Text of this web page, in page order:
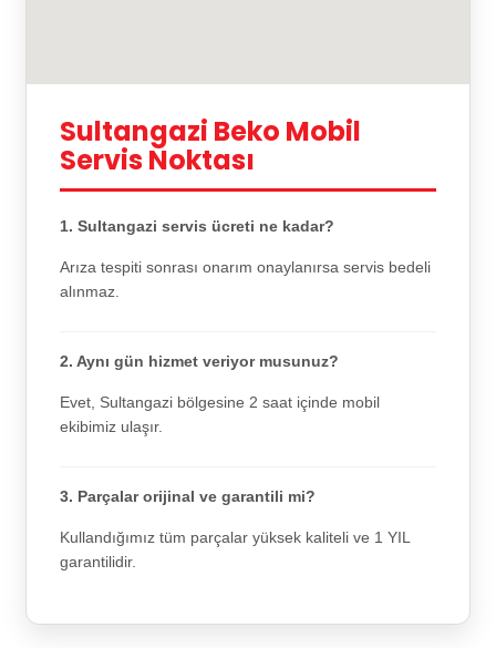
Sultangazi Beko Mobil
Servis Noktası
1. Sultangazi servis ücreti ne kadar?
Arıza tespiti sonrası onarım onaylanırsa servis bedeli
alınmaz.
2. Aynı gün hizmet veriyor musunuz?
Evet, Sultangazi bölgesine 2 saat içinde mobil
ekibimiz ulaşır.
3. Parçalar orijinal ve garantili mi?
Kullandığımız tüm parçalar yüksek kaliteli ve 1 YIL
garantilidir.